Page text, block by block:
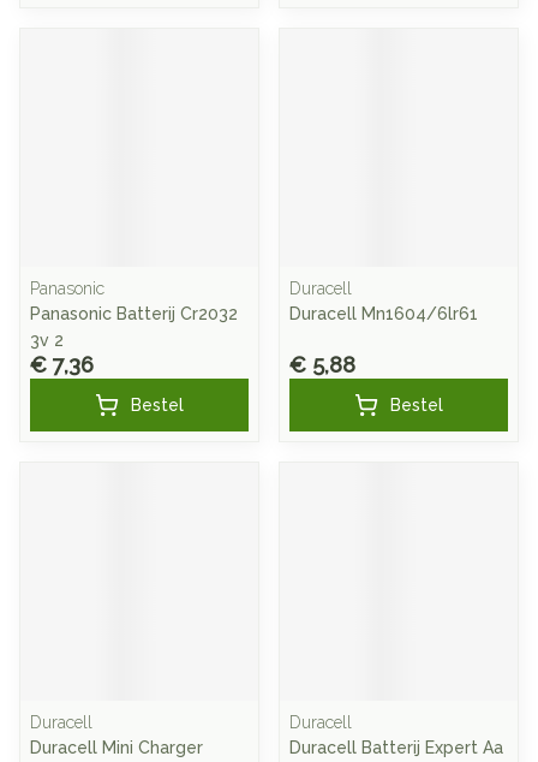
Panasonic
Panasonic Batterij Cr2032
3v 2
€ 7,36
Bestel
Duracell
Duracell Mn1604/6lr61
€ 5,88
Bestel
Duracell
Duracell Mini Charger
Duracell
Duracell Batterij Expert Aa